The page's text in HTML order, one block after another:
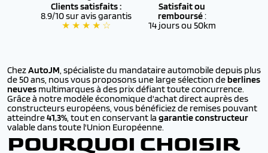
Clients satisfaits :
8.9/10 sur avis garantis
★ ★ ★ ★ ☆
Satisfait ou
remboursé:
14 jours ou 50km
ChezAutoJM, spécialiste du mandataire automobile depuis plus
de 50 ans, nous vous proposons une large sélection deberlines
neuves multimarques à des prix défiant toute concurrence.
Grâce à notre modèle économique d'achat direct auprès des
constructeurs européens, vous bénéficiez de remises pouvant
atteindre41,3%, tout en conservant la garantie constructeur
valable dans toute l'Union Européenne.
POURQUOI CHOISIR